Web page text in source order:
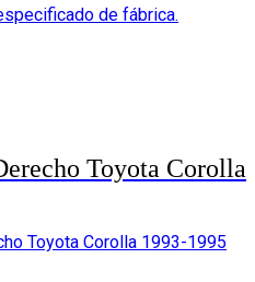
de fábrica.
Toyota Corolla